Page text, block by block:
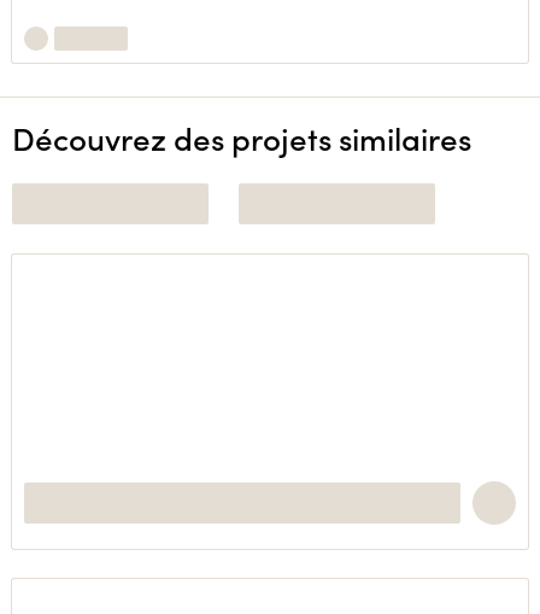
Découvrez des projets similaires